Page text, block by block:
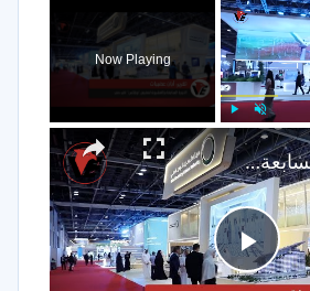
Play Unmute
Now Playing
Play
تقرير: الدورة السابعة والعشرون لمعرض "ويتكس" في دبي